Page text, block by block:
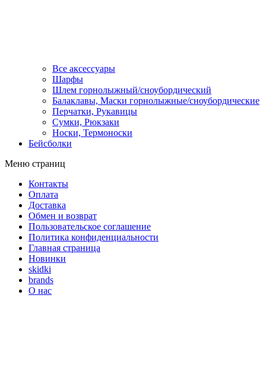
Все аксессуары
Шарфы
Шлем горнолыжный/сноубордический
Балаклавы, Маски горнолыжные/сноубордические
Перчатки, Рукавицы
Сумки, Рюкзаки
Носки, Термоноски
Бейсболки
Меню страниц
Контакты
Оплата
Доставка
Обмен и возврат
Пользовательское соглашение
Политика конфиденциальности
Главная страница
Новинки
skidki
brands
О нас